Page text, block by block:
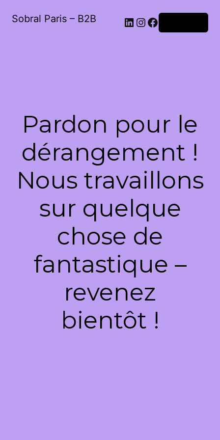
Sobral Paris – B2B LinkedIn
Instagram
Facebook
Pardon pour le
dérangement !
Nous travaillons
sur quelque
chose de
fantastique –
revenez
bientôt !